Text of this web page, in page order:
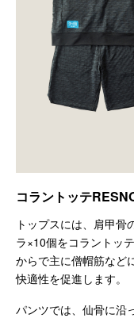
コラントッテ
トップスには、肩甲
ラ×10個をコラントッ
からで主に僧帽筋など
快適性を促進します。
パンツでは、仙骨に沿